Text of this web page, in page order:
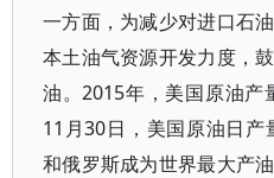
一方面，为减少对进口石
本土油气资源开发力度，
油。2015年，美国原油
11月30日，美国原油日
和俄罗斯成为世界最大产